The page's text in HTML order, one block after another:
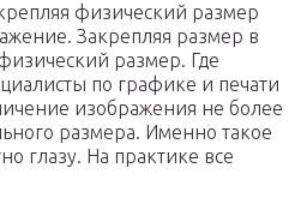
физический размер
Закрепляя размер в
размер. Где
по графике и печати
изображения не более
размера. Именно такое
глазу. На практике все